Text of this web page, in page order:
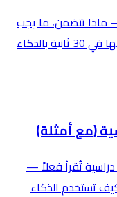
— ماذا تتضمن، ما يجب
تجنبه، ثلاثة نماذج جاهزة للنسخ، وكيف تكتبها في 30 ثانية بالذكاء
(مع أمثلة)
تُقرأ فعلاً —
تستخدم الذكاء